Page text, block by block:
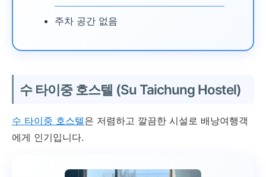
주차 공간 없음
수 타이중 호스텔 (Su Taichung Hostel)
수 타이중 호스텔은 저렴하고 깔끔한 시설로 배낭여행객
에게 인기입니다.